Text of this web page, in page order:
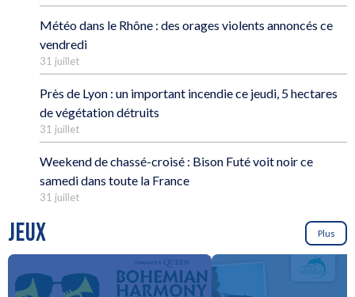
Météo dans le Rhône : des orages violents annoncés ce
vendredi
31 juillet
Près de Lyon : un important incendie ce jeudi, 5 hectares
de végétation détruits
31 juillet
Weekend de chassé-croisé : Bison Futé voit noir ce
samedi dans toute la France
31 juillet
JEUX Plus